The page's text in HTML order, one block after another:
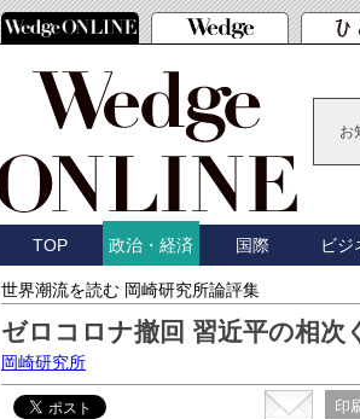
お
TOP 政治・経済 国際 ビジ
世界潮流を読む 岡崎研究所論評集
ゼロコロナ撤回 習近平の相次
岡崎研究所
印